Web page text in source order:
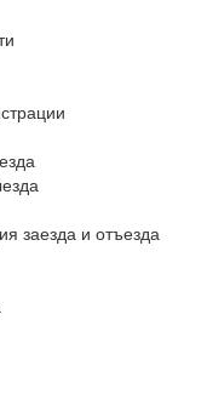
заезда и отъезда